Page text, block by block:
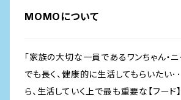
MOMOについて
「家族の大切な一員であるワンちゃん・ニ
でも長く、健康的に生活してもらいたい･
ら、生活していく上で最も重要な【フード